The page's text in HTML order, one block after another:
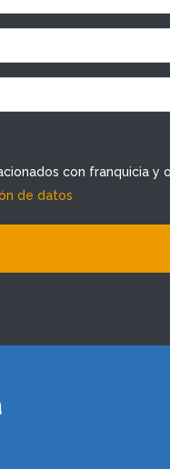
con franquicia y
de datos